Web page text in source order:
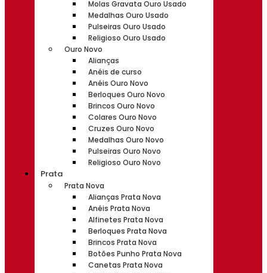
Molas Gravata Ouro Usado
Medalhas Ouro Usado
Pulseiras Ouro Usado
Religioso Ouro Usado
Ouro Novo
Alianças
Anéis de curso
Anéis Ouro Novo
Berloques Ouro Novo
Brincos Ouro Novo
Colares Ouro Novo
Cruzes Ouro Novo
Medalhas Ouro Novo
Pulseiras Ouro Novo
Religioso Ouro Novo
Prata
Prata Nova
Alianças Prata Nova
Anéis Prata Nova
Alfinetes Prata Nova
Berloques Prata Nova
Brincos Prata Nova
Botões Punho Prata Nova
Canetas Prata Nova